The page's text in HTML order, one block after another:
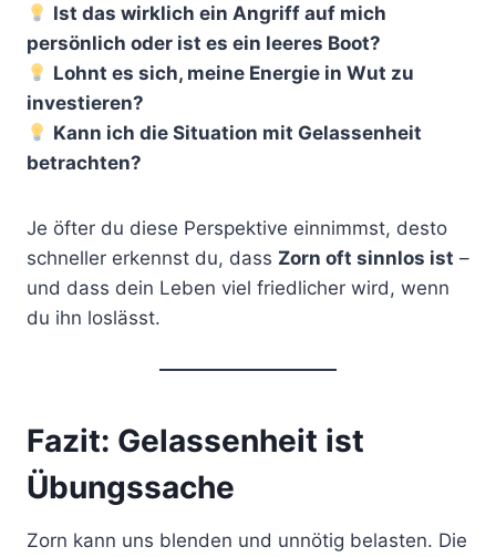
Ist das wirklich ein Angriff auf mich
persönlich oder ist es ein leeres Boot?
Lohnt es sich, meine Energie in Wut zu
investieren?
Kann ich die Situation mit Gelassenheit
betrachten?
Je öfter du diese Perspektive einnimmst, desto
schneller erkennst du, dass Zorn oft sinnlos ist –
und dass dein Leben viel friedlicher wird, wenn
du ihn loslässt.
Fazit: Gelassenheit ist
Übungssache
Zorn kann uns blenden und unnötig belasten. Die